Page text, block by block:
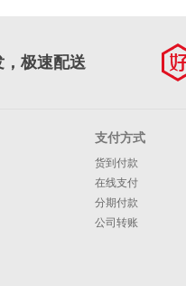
，极速配送
支付方式
货到付款
在线支付
分期付款
公司转账